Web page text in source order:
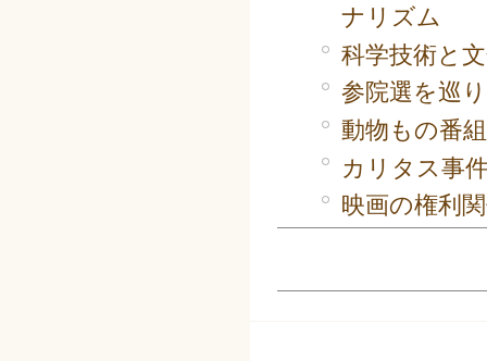
ナリズム
科学技術と
参院選を巡
動物もの番
カリタス事
映画の権利